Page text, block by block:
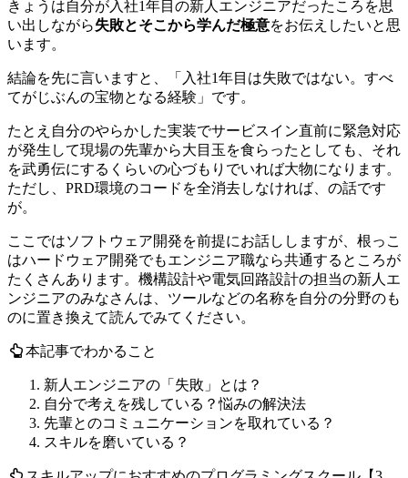
きょうは自分が入社1年目の新人エンジニアだったころを思
い出しながら失敗とそこから学んだ極意をお伝えしたいと思
います。
結論を先に言いますと、「入社1年目は失敗ではない。すべ
てがじぶんの宝物となる経験」です。
たとえ自分のやらかした実装でサービスイン直前に緊急対応
が発生して現場の先輩から大目玉を食らったとしても、それ
を武勇伝にするくらいの心づもりでいれば大物になります。
ただし、PRD環境のコードを全消去しなければ、の話です
が。
ここではソフトウェア開発を前提にお話ししますが、 根っこ
はハードウェア開発でもエンジニア職なら共通する ところが
たくさんあります。機構設計や電気回路設計の担当の新人エ
ンジニアのみなさんは、ツールなどの名称を自分の分野のも
のに置き換えて読んでみてください。
本記事でわかること
新人エンジニアの「失敗」とは？
自分で考えを残している？悩みの解決法
先輩とのコミュニケーションを取れている？
スキルを磨いている？